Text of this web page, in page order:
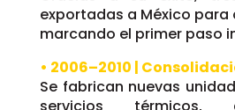
exportadas a México para
marcando el primer paso
• 2006–2010 |
Se fabrican nuevas